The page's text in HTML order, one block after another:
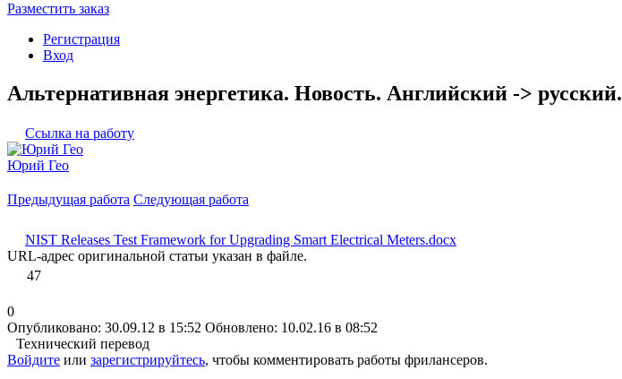
Разместить заказ
Регистрация
Вход
Альтернативная энергетика. Новость. Английский -> русский.
Ссылка на работу
Юрий Гео
Предыдущая работа Следующая работа
NIST Releases Test Framework for Upgrading Smart Electrical Meters.docx
URL-адрес оригинальной статьи указан в файле.
47
0
Опубликовано: 30.09.12 в 15:52 Обновлено: 10.02.16 в 08:52
Технический перевод
Войдите или зарегистрируйтесь, чтобы комментировать работы фрилансеров.